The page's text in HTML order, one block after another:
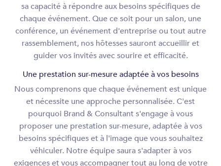
sa capacité à répondre aux besoins spécifiques de
chaque événement. Que ce soit pour un salon, une
conférence, un événement d'entreprise ou tout autre
rassemblement, nos hôtesses sauront accueillir et
guider vos invités avec sourire et efficacité.
Une prestation sur-mesure adaptée à vos besoins
Nous comprenons que chaque événement est unique
et nécessite une approche personnalisée. C'est
pourquoi Brand & Consultant s'engage à vous
proposer une prestation sur-mesure, adaptée à vos
besoins spécifiques et à l'image que vous souhaitez
véhiculer. Notre équipe saura s'adapter à vos
exigences et vous accompagner tout au long de votre